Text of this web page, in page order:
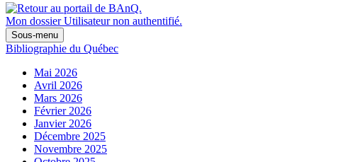
Mon dossier Utilisateur non authentifié.
Sous-menu
Bibliographie du Québec
Mai 2026
Avril 2026
Mars 2026
Février 2026
Janvier 2026
Décembre 2025
Novembre 2025